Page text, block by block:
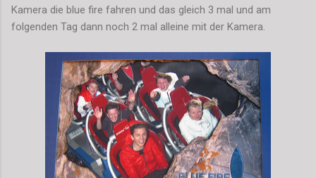
Kamera die blue fire fahren und das gleich 3 mal und am
folgenden Tag dann noch 2 mal alleine mit der Kamera.